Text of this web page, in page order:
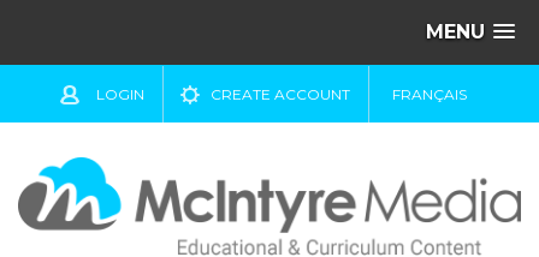
MENU
LOGIN CREATE ACCOUNT FRANÇAIS